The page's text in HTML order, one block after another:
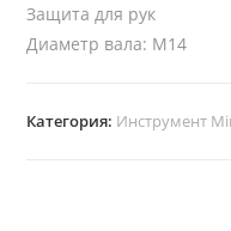
Защита для рук
Диаметр вала: M14
Категория: Инструмент